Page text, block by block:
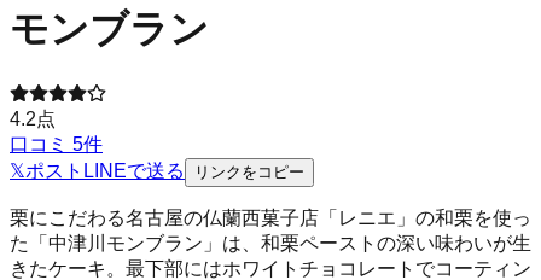
モンブラン
4.2点
口コミ 5件
𝕏ポスト LINEで送る リンクをコピー
栗にこだわる名古屋の仏蘭西菓子店「レニエ」の和栗を使っ
た「中津川モンブラン」は、和栗ペーストの深い味わいが生
きたケーキ。最下部にはホワイトチョコレートでコーティン